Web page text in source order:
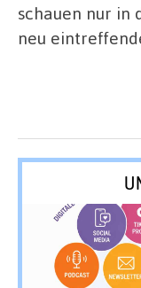
schauen nur in
neu